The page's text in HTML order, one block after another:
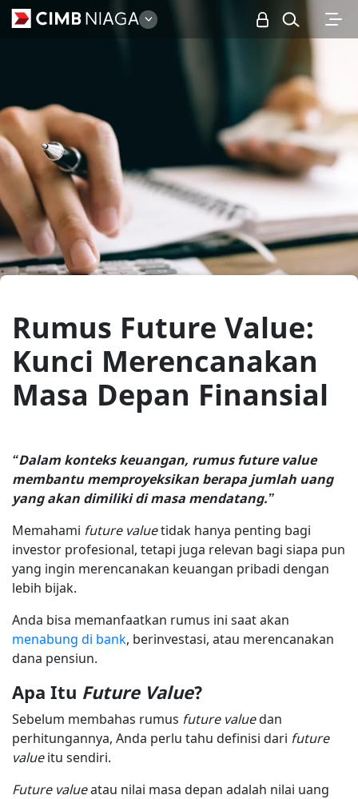
Personal
Rumus Future Value:
Kunci Merencanakan
Masa Depan Finansial
“Dalam konteks keuangan, rumus future value
membantu memproyeksikan berapa jumlah uang
yang akan dimiliki di masa mendatang.”
Memahami future valuetidak hanya penting bagi
investor profesional, tetapi juga relevan bagi siapa pun
yang ingin merencanakan keuangan pribadi dengan
lebih bijak.
Anda bisa memanfaatkan rumus ini saat akan
menabung di bank, berinvestasi, atau merencanakan
dana pensiun.
Apa Itu Future Value?
Sebelum membahas rumus future valuedan
perhitungannya, Anda perlu tahu definisi dari future
valueitu sendiri.
Future valueatau nilai masa depan adalah nilai uang